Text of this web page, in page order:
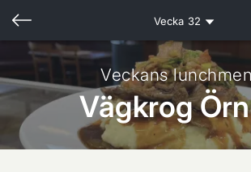
Vecka 32
Veckans
Vägkrog